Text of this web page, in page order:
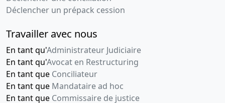
Déclencher un prépack cession
Travailler avec nous
En tant qu'Administrateur Judiciaire
En tant qu'Avocat en Restructuring
En tant que Conciliateur
En tant que Mandataire ad hoc
En tant que Commissaire de justice